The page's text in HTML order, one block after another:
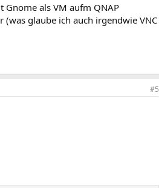
Gnome als VM aufm QNAP
glaube ich auch irgendwie VNC
#5